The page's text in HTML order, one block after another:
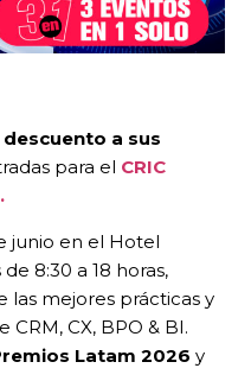
descuento a sus
para el CRIC
junio en el Hotel
8:30 a 18 horas,
las mejores prácticas y
CX, BPO & BI.
Latam 2026 y